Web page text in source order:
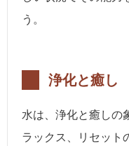
う。
浄化と癒し
水は、浄化と癒しの
ラックス、リセット